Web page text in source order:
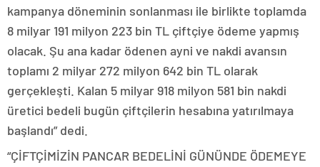
kampanya döneminin sonlanması ile birlikte toplamda
8 milyar 191 milyon 223 bin TL çiftçiye ödeme yapmış
olacak. Şu ana kadar ödenen ayni ve nakdi avansın
toplamı 2 milyar 272 milyon 642 bin TL olarak
gerçekleşti. Kalan 5 milyar 918 milyon 581 bin nakdi
üretici bedeli bugün çiftçilerin hesabına yatırılmaya
başlandı” dedi.
“ÇİFTÇİMİZİN PANCAR BEDELİNİ GÜNÜNDE ÖDEMEYE